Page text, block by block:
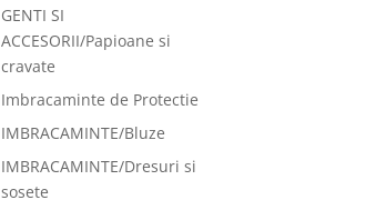
GENTI SI
ACCESORII/Papioane si
cravate
Imbracaminte de Protectie
IMBRACAMINTE/Bluze
IMBRACAMINTE/Dresuri si
sosete